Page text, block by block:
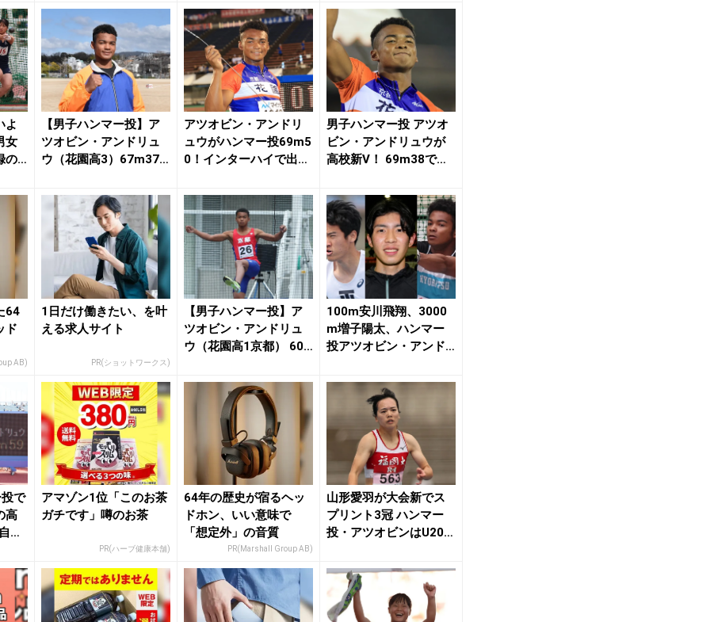
よ
女
の
【男子ハンマー投】ア
ツオビン・アンドリュ
ウ（花園高3）67m37
アツオビン・アンドリ
ュウがハンマー投69m5
0！インターハイで出し
男子ハンマー投 アツオ
ビン・アンドリュウが
高校新V！ 69m38で高
64
ド
AB)
1日だけ働きたい、を叶
える求人サイト
PR(ショットワークス)
【男子ハンマー投】ア
ツオビン・アンドリュ
ウ（花園高1京都） 60
100m安川飛翔、3000
m増子陽太、ハンマー
投アツオビン・アンド
で
高
己
アマゾン1位「このお茶
ガチです」噂のお茶
PR(ハーブ健康本舗)
64年の歴史が宿るヘッ
ドホン、いい意味で
「想定外」の音質
PR(Marshall Group AB)
山形愛羽が大会新でス
プリント3冠 ハンマー
投・アツオビンはU20歴